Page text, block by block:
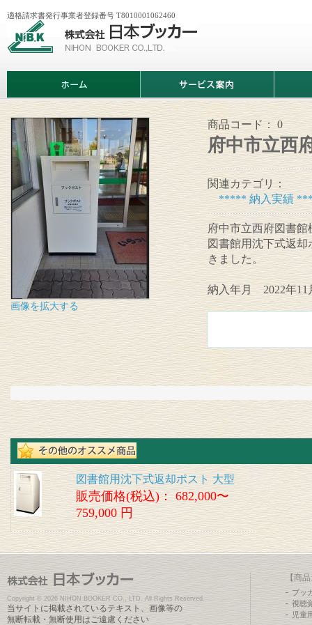
会
日
ッ
カ
適格請求書発行事業者登録番号 T8010001062460
ム
ビ
案
内
情
画像を拡大する
商品コード： 0
府中市立西
関連カテゴリ：
***** 納入実績
府中市立西府図書館
図書館用沈下式返
きました。
納入年月 2022年11
図書館用沈下式返却ポスト 大型
販売価格(税込)： 682,000〜
759,000 円
Copyright © 2026 NIHON BOOKER CO., LTD. All Rights Reserved.
当サイトに掲載されているテキスト、画像等の
無断転載・無断使用はご遠慮ください
【商
ブッ
視聴
児童